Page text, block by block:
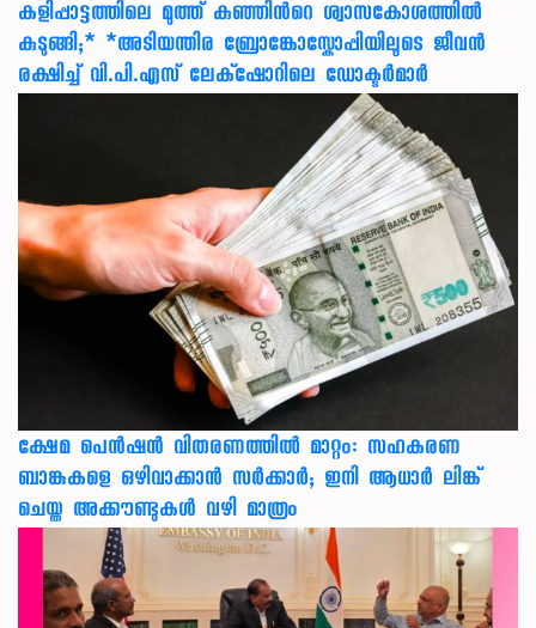
കളിപ്പാട്ടത്തിലെ മുത്ത് കുഞ്ഞിന്‍റെ ശ്വാസകോശത്തിൽ
കുടുങ്ങി;* *അടിയന്തിര ബ്രോങ്കോസ്കോപ്പിയിലൂടെ ജീവൻ
രക്ഷ‍ിച്ച് വി.പി.എസ് ലേക്‌ഷോറിലെ ഡോക്ടർമാർ
ക്ഷേമ പെൻഷൻ വിതരണത്തിൽ മാറ്റം: സഹകരണ
ബാങ്കുകളെ ഒഴിവാക്കാൻ സർക്കാർ; ഇനി ആധാർ ലിങ്ക്
ചെയ്ത അക്കൗണ്ടുകൾ വഴി മാത്രം